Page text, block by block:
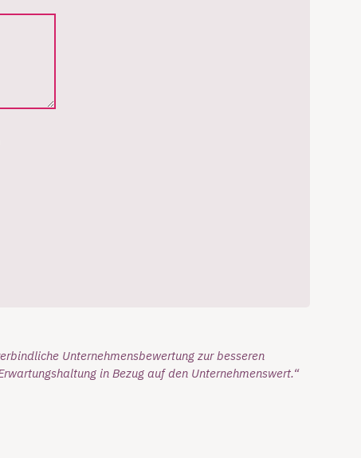
Unternehmensbewertung zur besseren
in Bezug auf den Unternehmenswert.“